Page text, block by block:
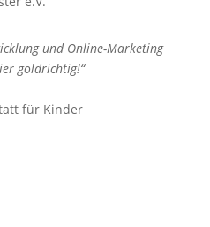
und Online-Marketing
goldrichtig!“
für Kinder